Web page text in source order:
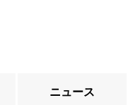
ニュース